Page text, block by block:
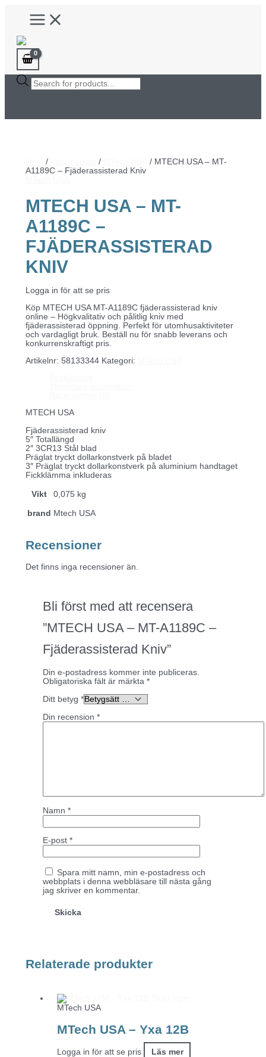
innehåll
Main
Menu
Products
search
/ /
/ MTECH USA – MT-
A1189C – Fjäderassisterad Kniv
MTECH USA – MT-
A1189C –
FJÄDERASSISTERAD
KNIV
Logga in för att se pris
Köp MTECH USA MT-A1189C fjäderassisterad kniv
online – Högkvalitativ och pålitlig kniv med
fjäderassisterad öppning. Perfekt för utomhusaktiviteter
och vardagligt bruk. Beställ nu för snabb leverans och
konkurrenskraftigt pris.
Artikelnr: 58133344 Kategori:
MTECH USA
Fjäderassisterad kniv
5″ Totallängd
2″ 3CR13 Stål blad
Präglat tryckt dollarkonstverk på bladet
3″ Präglat tryckt dollarkonstverk på aluminium handtaget
Fickklämma inkluderas
Vikt 0,075 kg
brand Mtech USA
Recensioner
Det finns inga recensioner än.
Bli först med att recensera
”MTECH USA – MT-A1189C –
Fjäderassisterad Kniv”
Din e-postadress kommer inte publiceras.
Obligatoriska fält är märkta *
Ditt betyg *
Din recension *
Namn *
E-post *
Spara mitt namn, min e-postadress och
webbplats i denna webbläsare till nästa gång
jag skriver en kommentar.
Relaterade produkter
MTech USA
MTech USA – Yxa 12B
Logga in för att se pris Läs mer